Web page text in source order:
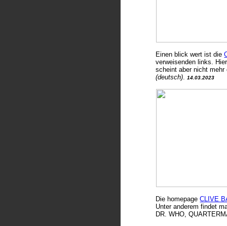
Einen blick wert ist die
verweisenden links.
scheint aber nicht
(deutsch)
14.03.2023
DiehomepageCLIVE
Unter anderem findet
DR. WHO,